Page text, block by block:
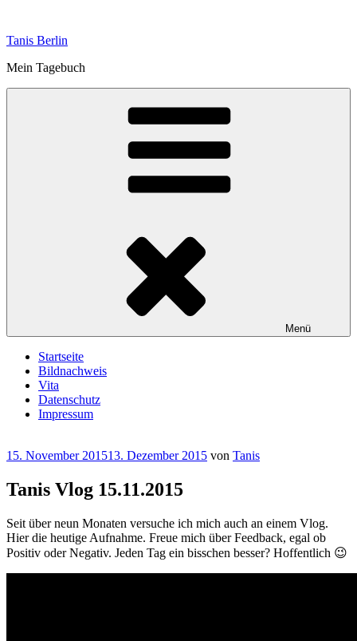
springen
Tanis Berlin
Mein Tagebuch
Menü
Startseite
Bildnachweis
Vita
Datenschutz
Impressum
Veröffentlicht
15. November 201513. Dezember 2015 von Tanis
Tanis Vlog 15.11.2015
Seit über neun Monaten versuche ich mich auch an einem Vlog.
Hier die heutige Aufnahme. Freue mich über Feedback, egal ob
Positiv oder Negativ. Jeden Tag ein bisschen besser? Hoffentlich 😉